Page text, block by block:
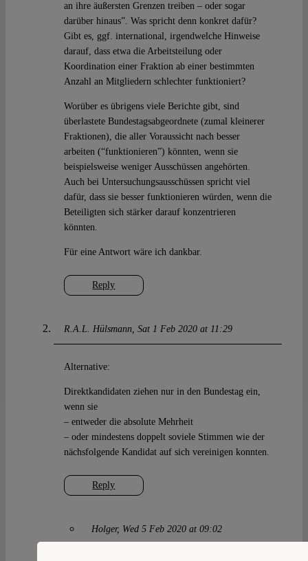
Reply
an ihre äußersten Grenzen treiben – oder sogar
darüber hinaus”. Was spricht denn konkret dafür?
Gibt es, ggf. international, irgendwelche Hinweise
darauf, dass etwa die Arbeitsteilung oder
Koordination einer Fraktion ab einer bestimmten
Anzahl an Mitgliedern schlechter funktioniert?
Worüber es übrigens viele Berichte gibt, sind
überlastete Bundestagsabgeordnete (zumal kleinerer
Fraktionen), die aller Voraussicht nach besser
arbeiten (“funktionieren”) könnten, wenn sie
beispielsweise weniger Ausschüssen angehörten.
Auch bei Untersuchungsausschüssen spricht viel
dafür, dass sie besser funktionieren würden, wenn die
Beteiligten sich stärker darauf konzentrieren
könnten.
Für eine Antwort wäre ich dankbar.
R.A.L. Hülsmann Sat 1 Feb 2020 at 11:29
Reply
Alternative:
Direktkandidaten ziehen nur in den Bundestag ein,
wenn sie
– entweder die absolute Mehrheit
– oder mindestens doppelt soviele Stimmen wie der
nächsfolgende Kandidat auf sich vereinigen konnten.
Holger Wed 5 Feb 2020 at 09:02